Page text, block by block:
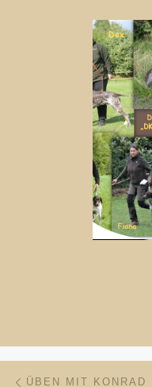
ÜBEN MIT KONRAD